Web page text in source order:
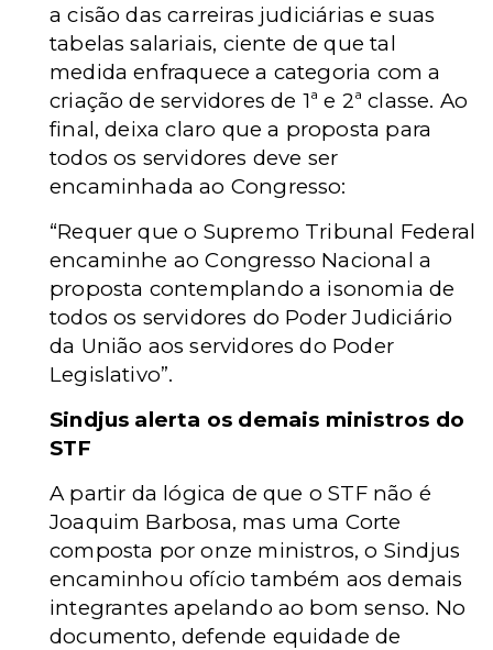
a cisão das carreiras judiciárias e suas
tabelas salariais, ciente de que tal
medida enfraquece a categoria com a
criação de servidores de 1ª e 2ª classe. Ao
final, deixa claro que a proposta para
todos os servidores deve ser
encaminhada ao Congresso:
“Requer que o Supremo Tribunal Federal
encaminhe ao Congresso Nacional a
proposta contemplando a isonomia de
todos os servidores do Poder Judiciário
da União aos servidores do Poder
Legislativo”.
Sindjus alerta os demais ministros do
STF
A partir da lógica de que o STF não é
Joaquim Barbosa, mas uma Corte
composta por onze ministros, o Sindjus
encaminhou ofício também aos demais
integrantes apelando ao bom senso. No
documento, defende equidade de